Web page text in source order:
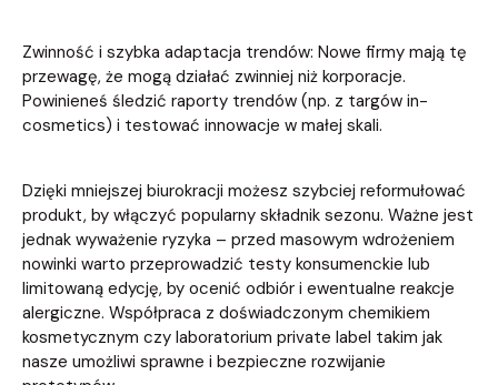
Zwinność i szybka adaptacja trendów: Nowe firmy mają tę
przewagę, że mogą działać zwinniej niż korporacje.
Powinieneś śledzić raporty trendów (np. z targów in-
cosmetics) i testować innowacje w małej skali.
Dzięki mniejszej biurokracji możesz szybciej reformułować
produkt, by włączyć popularny składnik sezonu. Ważne jest
jednak wyważenie ryzyka – przed masowym wdrożeniem
nowinki warto przeprowadzić testy konsumenckie lub
limitowaną edycję, by ocenić odbiór i ewentualne reakcje
alergiczne. Współpraca z doświadczonym chemikiem
kosmetycznym czy laboratorium private label takim jak
nasze umożliwi sprawne i bezpieczne rozwijanie